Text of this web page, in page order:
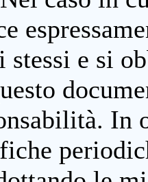
stessi e si
In